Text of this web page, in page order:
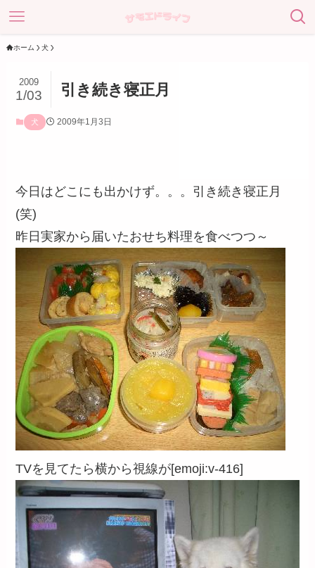
ホーム 犬
引き続き寝正月
2009
1/03
犬 2009年1月3日
今日はどこにも出かけず。。。引き続き寝正月
(笑)
昨日実家から届いたおせち料理を食べつつ～
TVを見てたら横から視線が[emoji:v-416]